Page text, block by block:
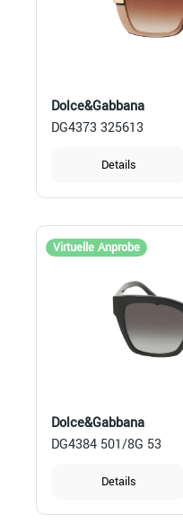
Dolce&Gabbana
DG4373 325613
Details
Virtuelle Anprobe
Dolce&Gabbana
DG4384 501/8G 53
Details